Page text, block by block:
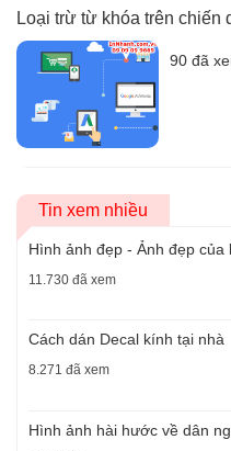
Loại trừ từ khóa trên chiến
90 đã
Tin xem nhiều
Hình ảnh đẹp - Ảnh đẹp của
11.730 đã xem
Cách dán Decal kính tại nhà
8.271 đã xem
Hình ảnh hài hước về dân